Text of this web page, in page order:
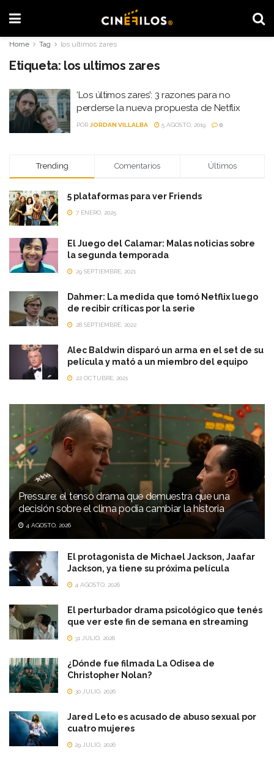
Home Tag los ultimos zares
Etiqueta: los ultimos zares
‘Los últimos zares’: 3 razones para no
perderse la nueva propuesta de Netflix
POR JORDAN VILLALBA 5 AGOSTO, 2019 0
Trending Comentarios Últimos
5 plataformas para ver Friends
7 ENERO, 2025
El Juego del Calamar: Malas noticias sobre
la segunda temporada
29 SEPTIEMBRE, 2021
Dahmer: La medida que tomó Netflix luego
de recibir críticas por la serie
28 SEPTIEMBRE, 2022
Alec Baldwin disparó un arma en el set de su
película y mató a un miembro del equipo
22 OCTUBRE, 2021
Pressure: el tenso drama que demuestra que una
decisión sobre el clima podía cambiar la historia
4 AGOSTO, 2026
El protagonista de Michael Jackson, Jaafar
Jackson, ya tiene su próxima película
4 AGOSTO, 2026
El perturbador drama psicológico que tenés
que ver este fin de semana en streaming
31 JULIO, 2026
¿Dónde fue filmada La Odisea de
Christopher Nolan?
30 JULIO, 2026
Jared Leto es acusado de abuso sexual por
cuatro mujeres
29 JULIO, 2026